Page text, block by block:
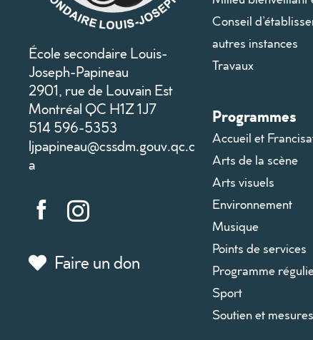
École secondaire Louis-
Joseph-Papineau
2901, rue de Louvain Est
Montréal QC H1Z 1J7
514 596-5353
ljpapineau@cssdm.gouv.qc.c
a
Faire un don
Conseil
autres instances
Travaux
Programmes
Accueil et
Arts de la scène
Arts visuels
Environnement
Musique
Points de services
Programme
Sport
Soutien et